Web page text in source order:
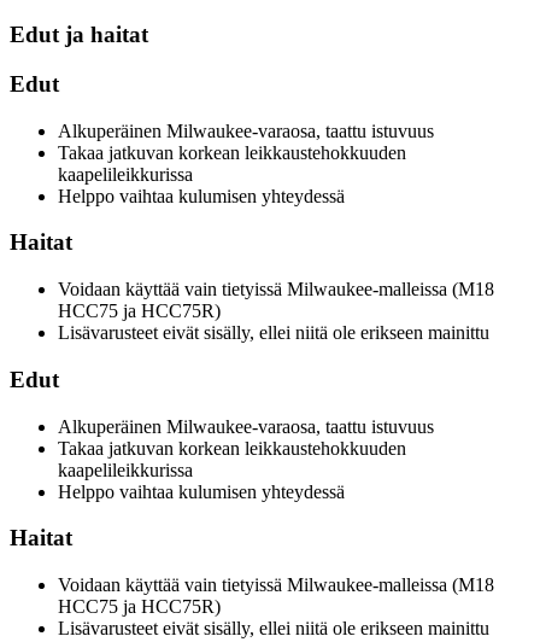
Edut ja haitat
Edut
Alkuperäinen Milwaukee-varaosa, taattu istuvuus
Takaa jatkuvan korkean leikkaustehokkuuden
kaapelileikkurissa
Helppo vaihtaa kulumisen yhteydessä
Haitat
Voidaan käyttää vain tietyissä Milwaukee-malleissa (M18
HCC75 ja HCC75R)
Lisävarusteet eivät sisälly, ellei niitä ole erikseen mainittu
Edut
Alkuperäinen Milwaukee-varaosa, taattu istuvuus
Takaa jatkuvan korkean leikkaustehokkuuden
kaapelileikkurissa
Helppo vaihtaa kulumisen yhteydessä
Haitat
Voidaan käyttää vain tietyissä Milwaukee-malleissa (M18
HCC75 ja HCC75R)
Lisävarusteet eivät sisälly, ellei niitä ole erikseen mainittu